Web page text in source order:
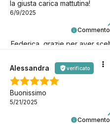
Federica, grazie per aver
la giusta carica mattutina!
6/9/2025
Alessandra verificato
Buonissimo
5/21/2025